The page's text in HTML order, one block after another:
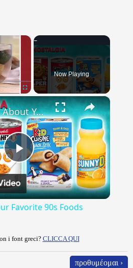
×
Now Playing
×
Play
Video
Fun Facts About Your Favorite 90s Foods
Favorite 90s Foods
i font greci? CLICCA QUI
προθυμέομαι ›